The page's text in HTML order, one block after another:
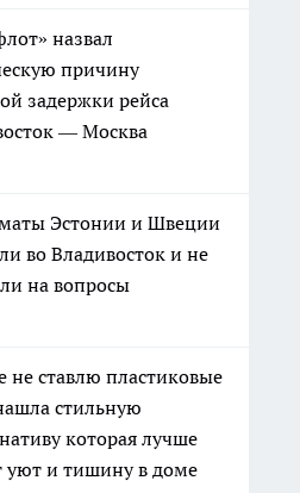
назвал
причину
задержки рейса
— Москва
Эстонии и Швеции
во Владивосток и не
на вопросы
не ставлю пластиковые
стильную
которая лучше
уют и тишину в доме